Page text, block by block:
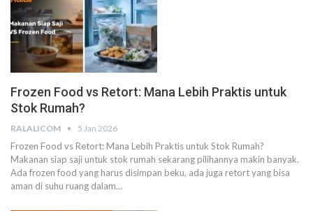
Frozen Food vs Retort: Mana Lebih Praktis untuk
Stok Rumah?
RALALICOM 5 Jan 2026
Frozen Food vs Retort: Mana Lebih Praktis untuk Stok Rumah?
Makanan siap saji untuk stok rumah sekarang pilihannya makin banyak.
Ada frozen food yang harus disimpan beku, ada juga retort yang bisa
aman di suhu ruang dalam…